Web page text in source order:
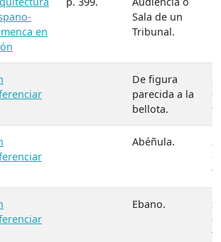
en
Sala de un
Tribunal.
De figura
parecida a la
bellota.
Abéñula.
Ebano.